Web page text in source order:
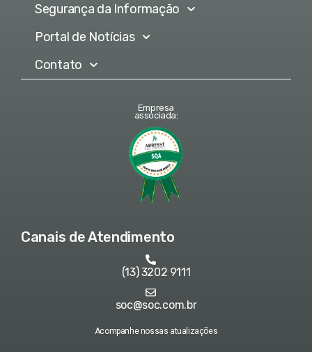
Segurança da Informação
Portal de Notícias
Contato
Empresa
associada:
Canais de Atendimento
(13) 3202 9111
soc@soc.com.br
Acompanhe nossas atualizações